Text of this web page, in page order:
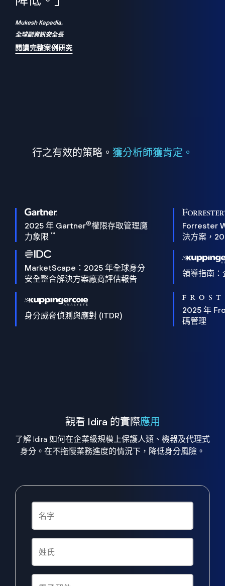
Mukesh Kapadia,
全球副資訊安全長
閱讀完整案例研究
行之有效的策略。 獲分析師獲肯定。
2025 年 Gartner®權限存取管理魔
力象限 ™
Forrester
決方案，
MarketScape：2025 年全球身分
安全整合解決方案廠商評估報告
領導指南
身分威脅偵測與應對 (ITDR)
2025 年
碼管理
觀看 Idira 的實際應用
了解 Idira 如何在企業級規模上保護人類、機器及代理式
身分。在不拖慢業務進度的情況下，降低身分風險。